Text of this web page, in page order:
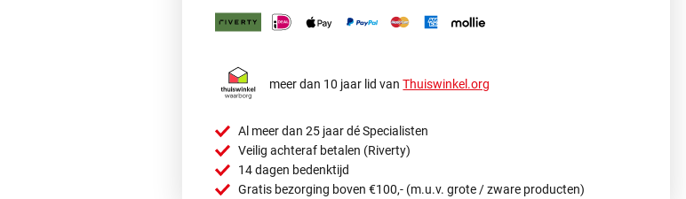
meer dan 10 jaar lid vanThuiswinkel.org
Al meer dan 25 jaar dé Specialisten
Veilig achteraf betalen (Riverty)
14 dagen bedenktijd
Gratis bezorging boven €100,- (m.u.v. grote / zware producten)